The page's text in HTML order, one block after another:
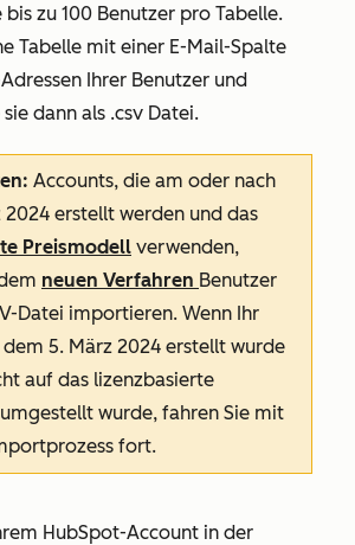
zu 100 Benutzer pro Tabelle.
Tabelle mit einer E-Mail-Spalte
Ihrer Benutzer und
dann als .csv Datei.
Accounts, die am oder nach
2024 erstellt werden und das
Preismodell verwenden,
neuen Verfahren Benutzer
Datei importieren. Wenn Ihr
5. März 2024 erstellt wurde
auf das lizenzbasierte
wurde, fahren Sie mit
fort.
HubSpot-Account in der